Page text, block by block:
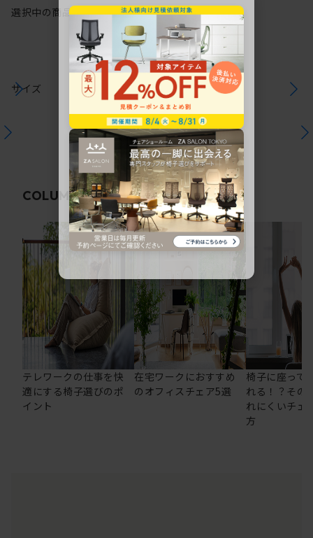
選択中の商品情報保証注意事項
サイズ
COLUMN関連コラム
テレワークの仕事を快
適にする椅子選びのポ
イント
在宅ワークにおすすめ
のオフィスチェア5選
椅子に座って
れる！？その
れにくいチェ
方